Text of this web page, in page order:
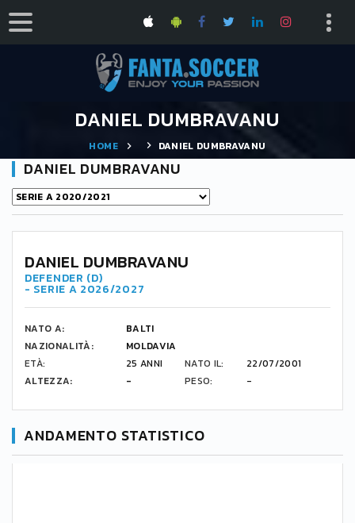
DANIEL DUMBRAVANU
HOME DANIEL DUMBRAVANU
DANIEL DUMBRAVANU
DANIEL DUMBRAVANU
DEFENDER (D)
- SERIE A 2026/2027
NATO A:
BALTI
NAZIONALITÀ:
MOLDAVIA
ETÀ:
25 ANNI NATO IL:
22/07/2001
ALTEZZA:
- PESO: -
ANDAMENTO STATISTICO